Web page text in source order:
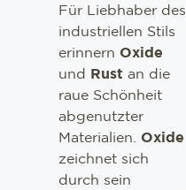
Für Liebhaber des
industriellen Stils
erinnern Oxide
und Rust an die
raue Schönheit
abgenutzter
Materialien. Oxide
zeichnet sich
durch sein